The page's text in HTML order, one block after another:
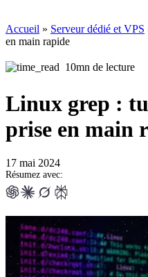
Accueil » Serveur dédié et VPS
en main rapide
10mn de lecture
Linux grep :
prise en main
17 mai 2024
Résumez avec: